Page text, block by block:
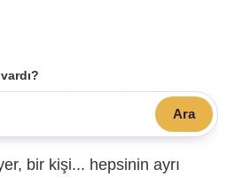
Ara
bir kişi... hepsinin ayrı